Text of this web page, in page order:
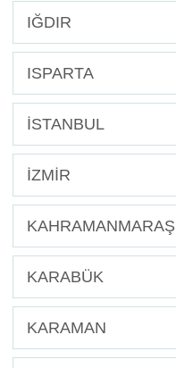
IĞDIR
ISPARTA
İSTANBUL
İZMİR
KAHRAMANMARAŞ
KARABÜK
KARAMAN